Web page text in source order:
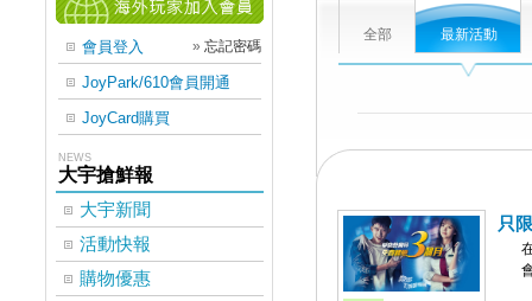
會員登入 » 忘記密碼
JoyPark/610會員開通
JoyCard購買
NEWS
大宇搶鮮報
大宇新聞
活動快報
購物優惠
全部 最新活動
只